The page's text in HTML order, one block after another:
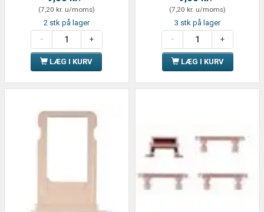
(7,20 kr. u/moms)
2 stk på lager
LÆG I KURV
(7,20 kr. u/moms)
3 stk på lager
LÆG I KURV